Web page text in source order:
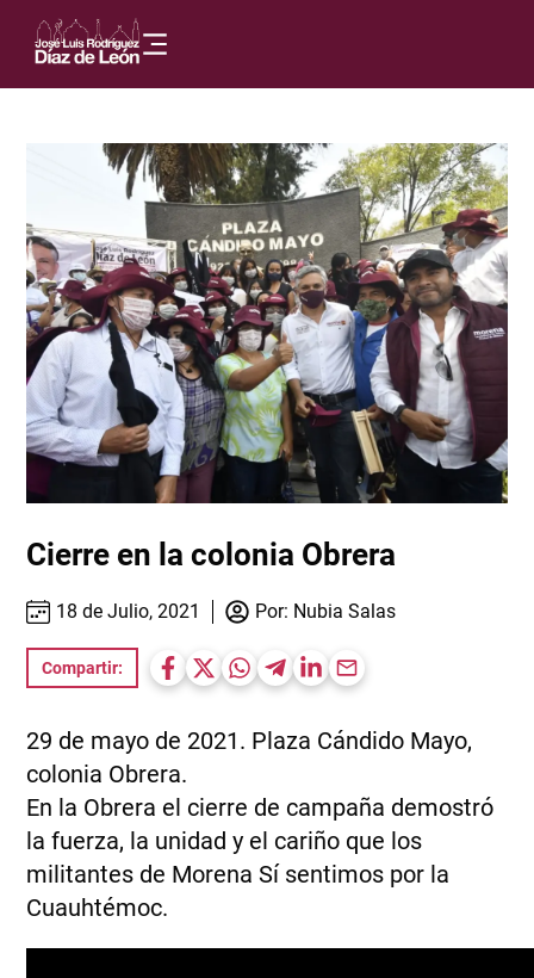
Cierre en la colonia Obrera
18 de Julio, 2021 Por: Nubia Salas
Compartir:
29 de mayo de 2021. Plaza Cándido Mayo,
colonia Obrera.
En la Obrera el cierre de campaña demostró
la fuerza, la unidad y el cariño que los
militantes de Morena Sí sentimos por la
Cuauhtémoc.